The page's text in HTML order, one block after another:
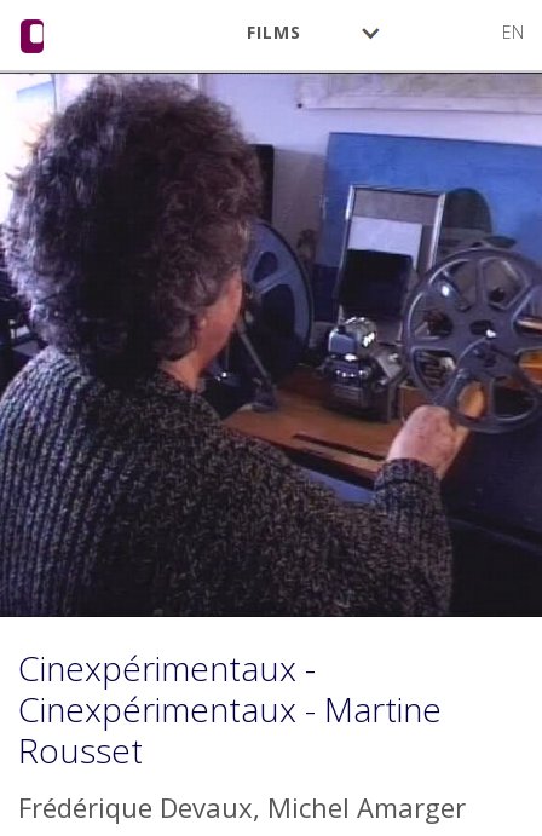
EN
FILMS
CINÉASTES
ACTIVITÉ
Cinexpérimentaux -
Cinexpérimentaux - Martine
Rousset
Frédérique Devaux, Michel Amarger